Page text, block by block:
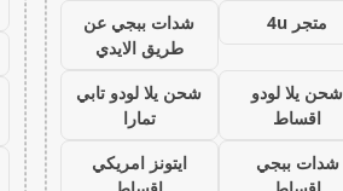
متجر 4u
شدات ببجي عن
طريق الايدي
شحن يلا لودو
اقساط
شحن يلا لودو تابي
تمارا
شدات ببجي
ايتونز امريكي